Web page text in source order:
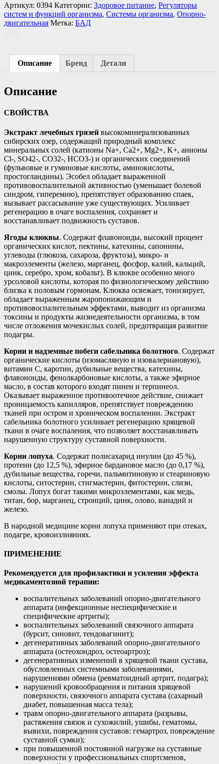
Артикул: 0394 Категории: Здоровое питание, Регуляторы
систем и функций организма, Системы организма, Опорно-
двигательная Метка: БАД
Описание Бренд Детали
Описание
СВОЙСТВА
Экстракт лечебных грязей высокоминерализованных
сибирских озер, содержащий природный комплекс
минеральных солей (катионы Na+, Ca2+, Mg2+, K+, анионы
Cl-, SO42-, CO32-, HCO3-) и органических соединений
(фульвовые и гуминовые кислоты, аминокислоты,
простогландины). Эсобел обладает выраженной
противовоспалительной активностью (уменьшает болевой
синдром, гиперемию), препятствует образованию спаек,
вызывает рассасывание уже существующих. Усиливает
регенерацию в очаге воспаления, сохраняет и
восстанавливает подвижность суставов.
Ягоды клюквы. Содержат флавоноиды, высокий процент
органических кислот, пектины, катехины, сапонины,
углеводы (глюкоза, сахароза, фруктоза), микро- и
макроэлементы (железо, марганец, фосфор, калий, кальций,
цинк, серебро, хром, кобальт). В клюкве особенно много
урсоловой кислоты, которая по физиологическому действию
близка к половым гормонам. Клюква освежает, тонизирует,
обладает выраженным жаропонижающим и
противовоспалительным эффектами, выводит из организма
токсины и продукты жизнедеятельности организма, в том
числе отложения мочекислых солей, предотвращая развитие
подагры.
Корни и надземные побеги сабельника болотного. Содержат
органические кислоты (изомасляную и изовалериановую),
витамин С, каротин, дубильные вещества, катехины,
флавоноиды, фенолкарбоновые кислоты, а также эфирное
масло, в состав которого входят пинен и терпинеол.
Оказывает выраженное противоотечное действие, снижает
проницаемость капилляров, препятствует повреждению
тканей при остром и хроническом воспалении. Экстракт
сабельника болотного усиливает регенерацию хрящевой
ткани в очаге воспаления, что позволяет восстанавливать
нарушенную структуру суставной поверхности.
Корни лопуха. Содержат полисахарид инулин (до 45 %),
протеин (до 12,5 %), эфирное бардановое масло (до 0,17 %),
дубильные вещества, горечи, пальмитиновую и стеариновую
кислоты, ситостерин, стигмастерин, фитостерин, слизи,
смолы. Лопух богат такими микроэлементами, как медь,
титан, бор, марганец, стронций, цинк, олово, ванадий и
железо.
В народной медицине корни лопуха применяют при отеках,
подагре, кровоизлияниях.
ПРИМЕНЕНИЕ
Рекомендуется для профилактики и усиления эффекта
медикаментозной терапии:
воспалительных заболеваний опорно-двигательного
аппарата (инфекционные неспецифические и
специфические артриты);
воспалительных заболеваний связочного аппарата
(бурсит, синовит, тендовагинит);
дегенеративных заболеваний опорно-двигательного
аппарата (остеохондроз, остеоартроз);
дегенеративных изменений в хрящевой ткани сустава,
обусловленных системными заболеваниями,
нарушениями обмена (ревматоидный артрит, подагра);
нарушений кровообращения и питания хрящевой
поверхности, связочного аппарата сустава (сахарный
диабет, повышенная масса тела);
травм опорно-двигательного аппарата (разрывы,
растяжения связок и сухожилий, ушибы, гематомы,
вывихи, повреждения суставов: гемартроз, повреждение
суставной сумки);
при повышенной постоянной нагрузке на суставные
поверхности у профессиональных спортсменов,